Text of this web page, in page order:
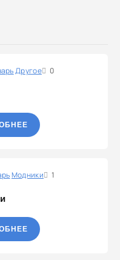
Другое 0
Модники 1